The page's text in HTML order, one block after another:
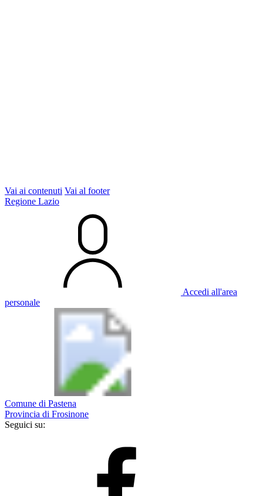
Vai ai contenuti Vai al footer
Regione Lazio
Accedi all'area
personale
Comune di Pastena
Provincia di Frosinone
Seguici su: